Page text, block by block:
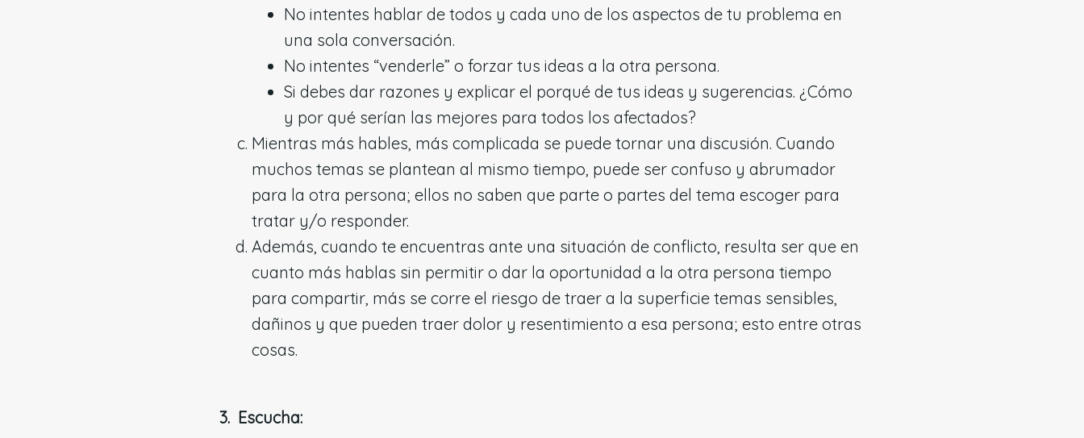
No intentes hablar de todos y cada uno de los aspectos de tu problema en
una sola conversación.
No intentes “venderle” o forzar tus ideas a la otra persona.
Si debes dar razones y explicar el porqué de tus ideas y sugerencias. ¿Cómo
y por qué serían las mejores para todos los afectados?
Mientras más hables, más complicada se puede tornar una discusión. Cuando
muchos temas se plantean al mismo tiempo, puede ser confuso y abrumador
para la otra persona; ellos no saben que parte o partes del tema escoger para
tratar y/o responder.
Además, cuando te encuentras ante una situación de conflicto, resulta ser que en
cuanto más hablas sin permitir o dar la oportunidad a la otra persona tiempo
para compartir, más se corre el riesgo de traer a la superficie temas sensibles,
dañinos y que pueden traer dolor y resentimiento a esa persona; esto entre otras
cosas.
3. Escucha: